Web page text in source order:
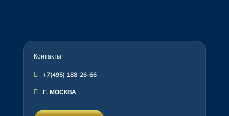
Контакты
 +7(495) 188-26-66
 Г. МОСКВА